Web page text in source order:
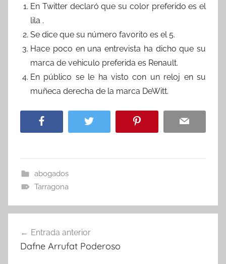
En Twitter declaró que su color preferido es el
lila .
Se dice que su número favorito es el 5.
Hace poco en una entrevista ha dicho que su
marca de vehiculo preferida es Renault.
En público se le ha visto con un reloj en su
muñeca derecha de la marca DeWitt.
abogados
Tarragona
de
Entrada anterior
Dafne Arrufat Poderoso